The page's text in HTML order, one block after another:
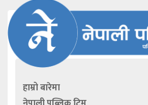
हाम्रो बारेमा